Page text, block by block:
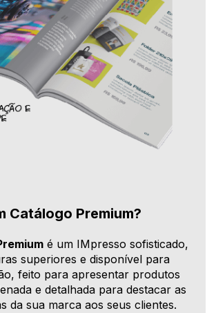
Catálogo Premium?
é um IMpresso sofisticado,
superiores e disponível para
feito para apresentar produtos
e detalhada para destacar as
da sua marca aos seus clientes.